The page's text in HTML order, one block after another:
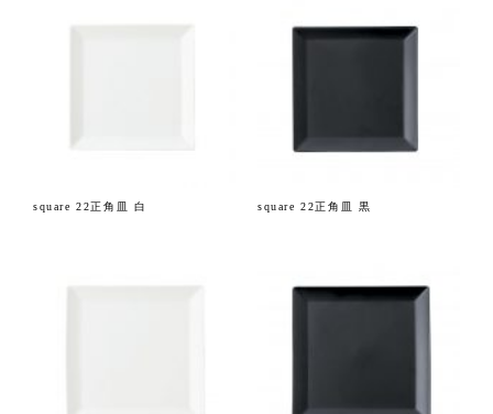
square 22正角皿 白 square 22正角皿 黒